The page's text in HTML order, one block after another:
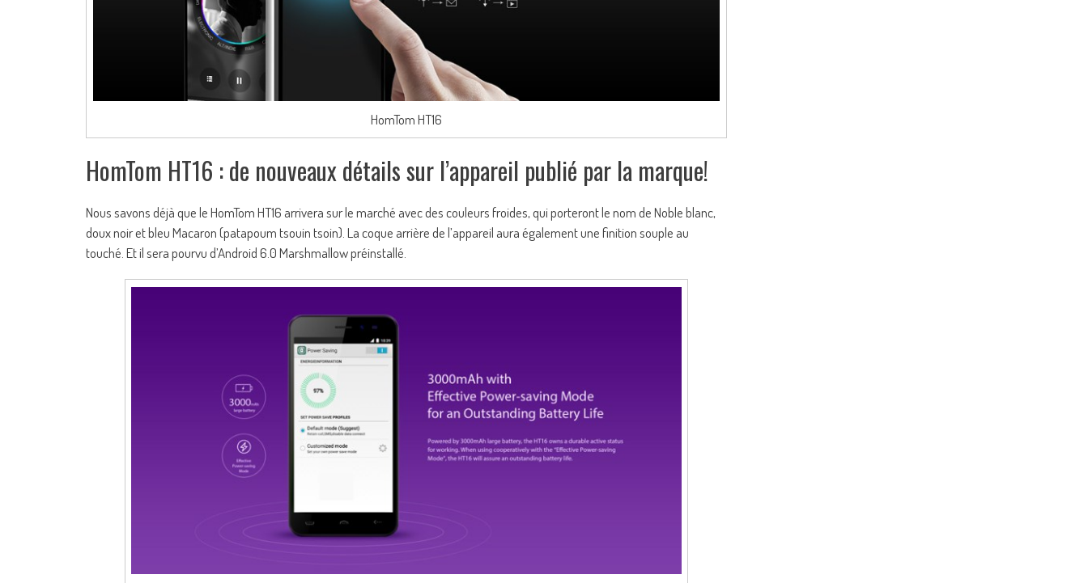
HomTom HT16
HomTom HT16 : de nouveaux détails sur l’appareil publié par la marque!
Nous savons déjà que le HomTom HT16 arrivera sur le marché avec des couleurs froides, qui porteront le nom de Noble blanc,
doux noir et bleu Macaron (patapoum tsouin tsoin). La coque arrière de l’appareil aura également une finition souple au
touché. Et il sera pourvu d’Android 6.0 Marshmallow préinstallé.